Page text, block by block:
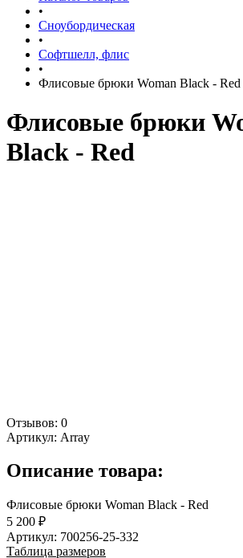
•
Сноубордическая
•
Софтшелл, флис
•
Флисовые брюки Woman Black - Red
Флисовые брюки
Black - Red
Отзывов: 0
Артикул: Array
Описание товара:
Флисовые брюки Woman Black - Red
5 200 ₽
Артикул: 700256-25-332
Таблица размеров